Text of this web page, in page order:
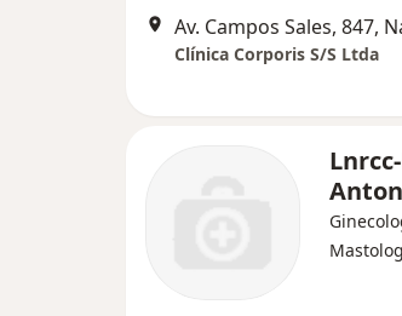
Av. Campos Sales, 847,
Clínica Corporis S/S Ltda